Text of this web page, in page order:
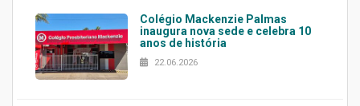
Colégio Mackenzie Palmas
inaugura nova sede e celebra 10
anos de história
22.06.2026